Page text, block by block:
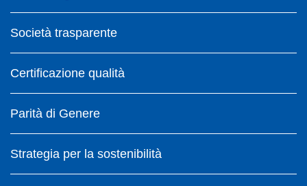
Società trasparente
Certificazione qualità
Parità di Genere
Strategia per la sostenibilità